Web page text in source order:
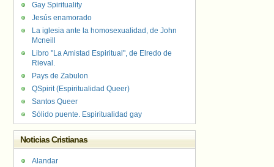
Gay Spirituality
Jesús enamorado
La iglesia ante la homosexualidad, de John
Mcneill
Libro "La Amistad Espiritual", de Elredo de
Rieval.
Pays de Zabulon
QSpirit (Espiritualidad Queer)
Santos Queer
Sólido puente. Espiritualidad gay
Noticias Cristianas
Alandar